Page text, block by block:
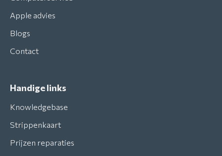
Apple advies
Blogs
Contact
Handige links
Knowledgebase
Strippenkaart
Prijzen reparaties